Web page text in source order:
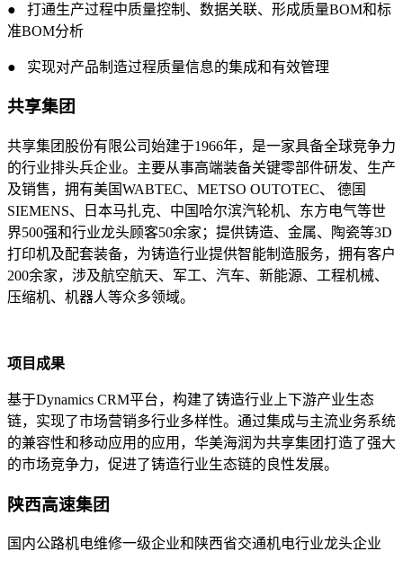
● 打通生产过程中质量控制、数据关联、形成质量BOM和标
准BOM分析
● 实现对产品制造过程质量信息的集成和有效管理
共享集团
共享集团股份有限公司始建于1966年，是一家具备全球竞争力
的行业排头兵企业。主要从事高端装备关键零部件研发、生产
及销售，拥有美国WABTEC、METSO OUTOTEC、 德国
SIEMENS、日本马扎克、中国哈尔滨汽轮机、东方电气等世
界500强和行业龙头顾客50余家；提供铸造、金属、陶瓷等3D
打印机及配套装备，为铸造行业提供智能制造服务，拥有客户
200余家，涉及航空航天、军工、汽车、新能源、工程机械、
压缩机、机器人等众多领域。
项目成果
基于Dynamics CRM平台，构建了铸造行业上下游产业生态
链，实现了市场营销多行业多样性。通过集成与主流业务系统
的兼容性和移动应用的应用，华美海润为共享集团打造了强大
的市场竞争力，促进了铸造行业生态链的良性发展。
陕西高速集团
国内公路机电维修一级企业和陕西省交通机电行业龙头企业